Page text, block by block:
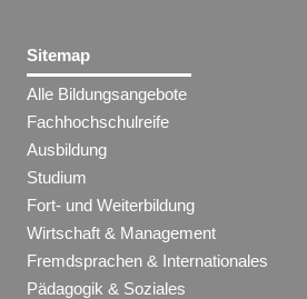
Sitemap
Alle Bildungsangebote
Fachhochschulreife
Ausbildung
Studium
Fort- und Weiterbildung
Wirtschaft & Management
Fremdsprachen & Internationales
Pädagogik & Soziales